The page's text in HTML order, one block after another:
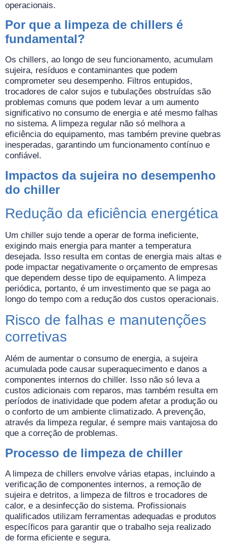
operacionais.
Por que a limpeza de chillers é
fundamental?
Os chillers, ao longo de seu funcionamento, acumulam
sujeira, resíduos e contaminantes que podem
comprometer seu desempenho. Filtros entupidos,
trocadores de calor sujos e tubulações obstruídas são
problemas comuns que podem levar a um aumento
significativo no consumo de energia e até mesmo falhas
no sistema. A limpeza regular não só melhora a
eficiência do equipamento, mas também previne quebras
inesperadas, garantindo um funcionamento contínuo e
confiável.
Impactos da sujeira no desempenho
do chiller
Redução da eficiência energética
Um chiller sujo tende a operar de forma ineficiente,
exigindo mais energia para manter a temperatura
desejada. Isso resulta em contas de energia mais altas e
pode impactar negativamente o orçamento de empresas
que dependem desse tipo de equipamento. A limpeza
periódica, portanto, é um investimento que se paga ao
longo do tempo com a redução dos custos operacionais.
Risco de falhas e manutenções
corretivas
Além de aumentar o consumo de energia, a sujeira
acumulada pode causar superaquecimento e danos a
componentes internos do chiller. Isso não só leva a
custos adicionais com reparos, mas também resulta em
períodos de inatividade que podem afetar a produção ou
o conforto de um ambiente climatizado. A prevenção,
através da limpeza regular, é sempre mais vantajosa do
que a correção de problemas.
Processo de limpeza de chiller
A limpeza de chillers envolve várias etapas, incluindo a
verificação de componentes internos, a remoção de
sujeira e detritos, a limpeza de filtros e trocadores de
calor, e a desinfecção do sistema. Profissionais
qualificados utilizam ferramentas adequadas e produtos
específicos para garantir que o trabalho seja realizado
de forma eficiente e segura.